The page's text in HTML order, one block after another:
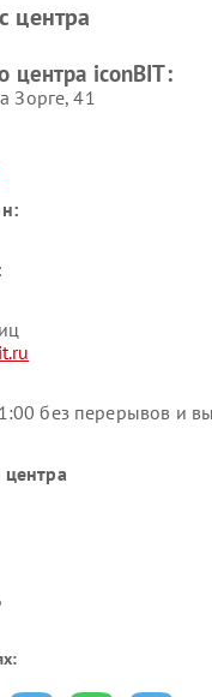
центра
центра iconBIT:
Зорге, 41
без перерывов и
центра